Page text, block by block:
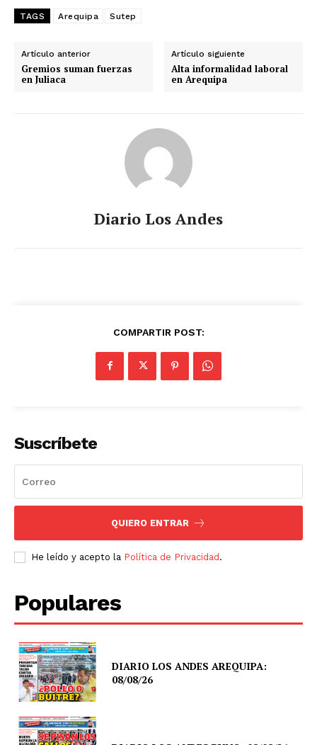
TAGS Arequipa Sutep
Artículo anterior
Gremios suman fuerzas
en Juliaca
Artículo siguiente
Alta informalidad laboral
en Arequipa
Diario Los Andes
COMPARTIR POST:
Suscríbete
QUIERO ENTRAR
He leído y acepto la Política de Privacidad .
Populares
DIARIO LOS ANDES AREQUIPA:
08/08/26